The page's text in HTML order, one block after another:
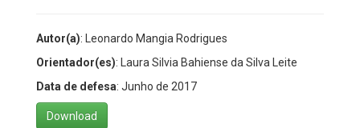
Autor(a): Leonardo Mangia Rodrigues
Orientador(es): Laura Silvia Bahiense da Silva Leite
Data de defesa: Junho de 2017
Download